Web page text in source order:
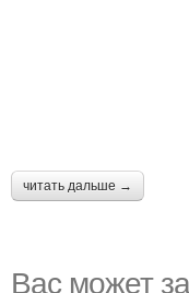
читать дальше →
Вас может